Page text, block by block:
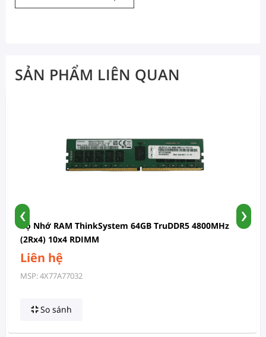
SẢN PHẨM LIÊN QUAN
Bộ Nhớ RAM ThinkSystem 64GB TruDDR5 4800MHz
(2Rx4) 10x4 RDIMM
Liên hệ
MSP: 4X77A77032
So sánh
‹ ›